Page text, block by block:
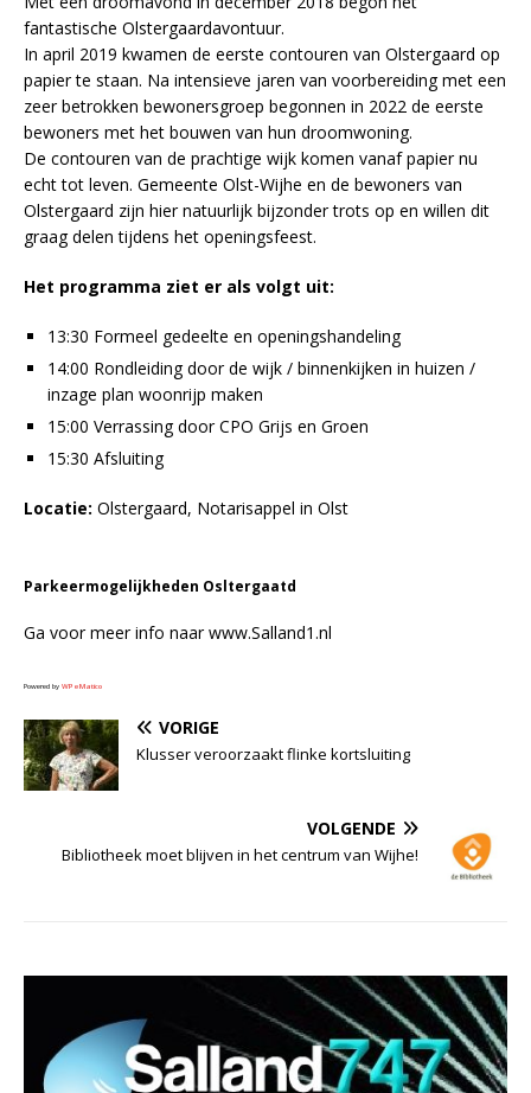
fantastische Olstergaardavontuur.
In april 2019 kwamen de eerste contouren van Olstergaard op
papier te staan. Na intensieve jaren van voorbereiding met een
zeer betrokken bewonersgroep begonnen in 2022 de eerste
bewoners met het bouwen van hun droomwoning.
De contouren van de prachtige wijk komen vanaf papier nu
echt tot leven. Gemeente Olst-Wijhe en de bewoners van
Olstergaard zijn hier natuurlijk bijzonder trots op en willen dit
graag delen tijdens het openingsfeest.
Het programma ziet er als volgt uit:
13:30 Formeel gedeelte en openingshandeling
14:00 Rondleiding door de wijk / binnenkijken in huizen /
inzage plan woonrijp maken
15:00 Verrassing door CPO Grijs en Groen
15:30 Afsluiting
Locatie: Olstergaard, Notarisappel in Olst
Parkeermogelijkheden Osltergaatd
Ga voor meer info naar www.Salland1.nl
Powered by WPeMatico
VORIGE
Klusser veroorzaakt flinke kortsluiting
VOLGENDE
Bibliotheek moet blijven in het centrum van Wijhe!